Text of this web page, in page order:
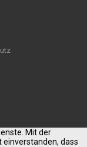
Mit der
einverstanden, dass